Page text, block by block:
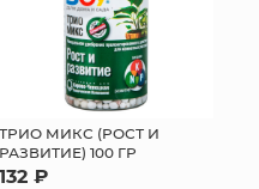
ТРИО МИКС (РОСТ И
РАЗВИТИЕ) 100 ГР
132 ₽